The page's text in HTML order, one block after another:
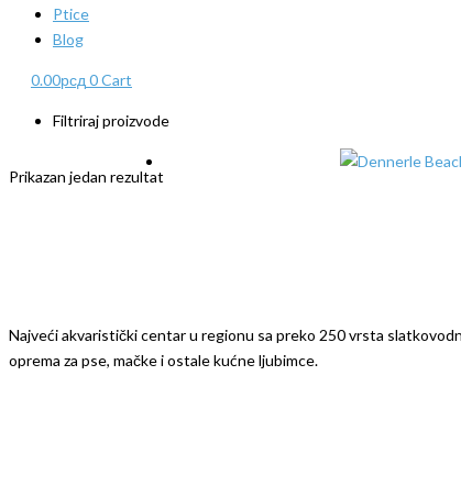
Ptice
Blog
0.00рсд 0Cart
Filtriraj proizvode
Prikazan jedan rezultat
Najveći akvaristički centar u regionu sa preko 250 vrsta
oprema za pse, mačke i ostale kućne ljubimce.